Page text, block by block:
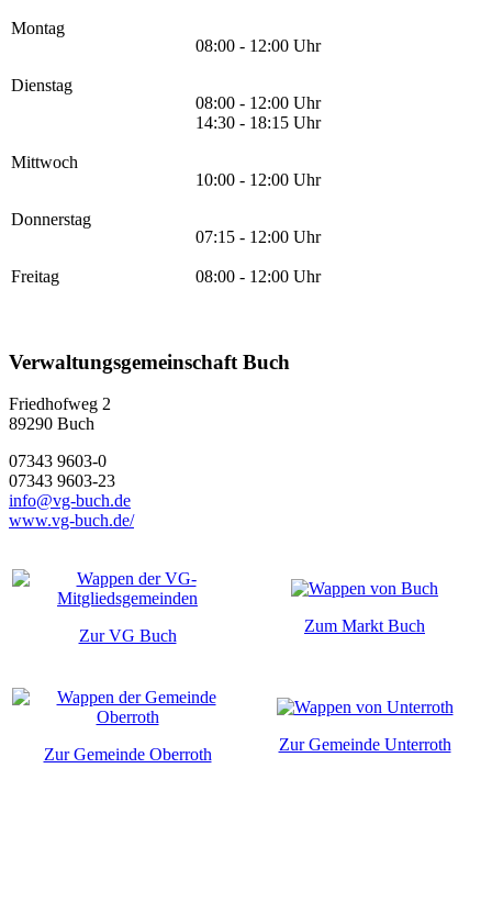
Montag
08:00 - 12:00 Uhr
Dienstag
08:00 - 12:00 Uhr
14:30 - 18:15 Uhr
Mittwoch
10:00 - 12:00 Uhr
Donnerstag
07:15 - 12:00 Uhr
Freitag 08:00 - 12:00 Uhr
Verwaltungsgemeinschaft Buch
Friedhofweg 2
89290 Buch
07343 9603-0
07343 9603-23
info@vg-buch.de
www.vg-buch.de/
Zur VG Buch
Zum Markt Buch
Zur Gemeinde Oberroth
Zur Gemeinde Unterroth